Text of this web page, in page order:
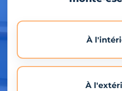
À
À